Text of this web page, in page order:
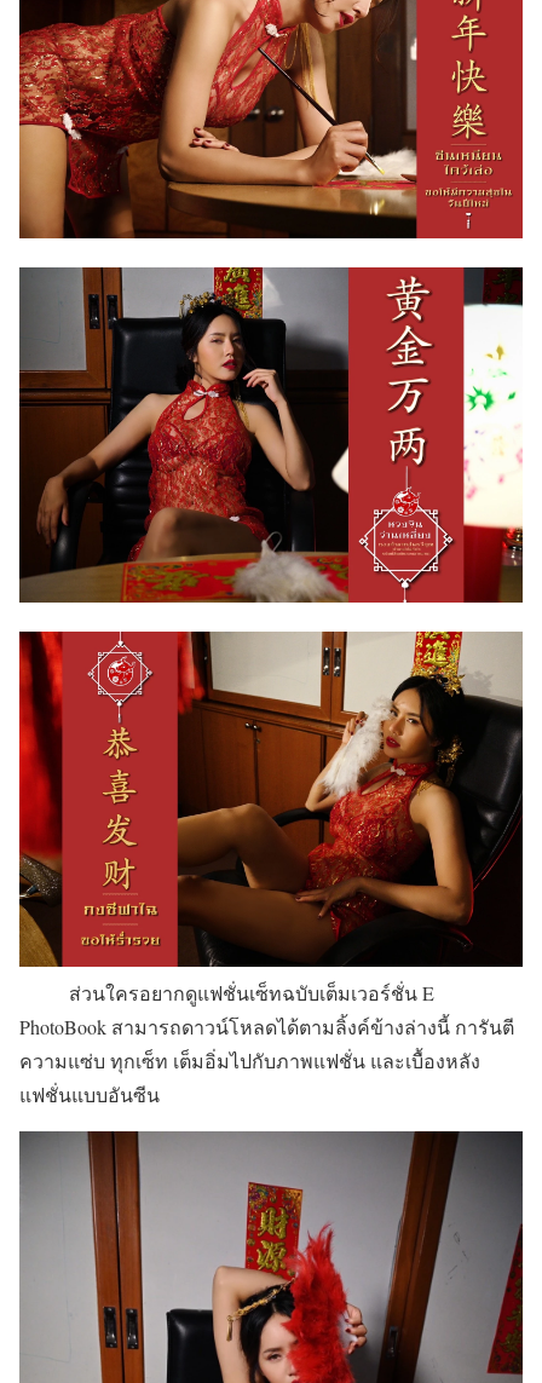
ส่วนใครอยากดูแฟชั่นเซ็ทฉบับเต็มเวอร์ชั่น E
PhotoBook สามารถดาวน์โหลดได้ตามลิ้งค์ข้างล่างนี้ การันตี
ความแซ่บ ทุกเซ็ท เต็มอิ่มไปกับภาพแฟชั่น และเบื้องหลัง
แฟชั่นแบบอันซีน